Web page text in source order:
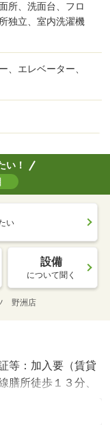
所、洗面台、フロ
独立、室内洗濯機
、エレベーター、
い！
い
設備
について聞く
野洲店
等：加入要（賃貸
膳所徒歩１３分、
４分の３ＬＤＫの
がついているの